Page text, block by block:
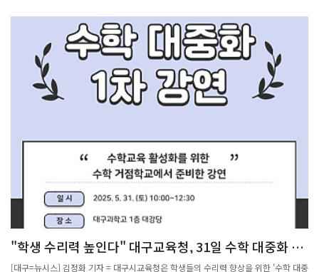
업가들을 위한 글로벌 무대를 열었습니다. GSSC는 ‘사람 중심의 인공지능(Human-
Centered AI)’을 주제로, 전 세계에서 선발된 60명의 대학생들이 서울에 모여 혁신적
인 아이디어를 발표하고, 글로벌 리더들과 교류하며 창업 역량을 키우는 국제 창업 경
진대회입니다. 참가자들은 약 3개월간의 멘토링 과정을 거쳐 사업계획서 작성, 프로토
타입 개발, 발표 역량을 강화한 뒤, 서울에서 열리는 부트캠프와 예선 라운드를 통해 결
선에 진출하게 되며, 참가자 전원은 전 세계 청년 리더들과의 네트워킹과 문화 교류를
통해 글로벌 인사이트를 넓힐 수 있는 기회를 얻게 됩니다. GSSC는 단순한 창업 대회
지: https://globalstudentstartup.org/
강연'을 열었다.'수학 대중화 강연'은 수학이 어렵고 딱딱한 학문이라는 인식을 넘어 일
상생활과 다양한 분야에서 수학이 어떻게 활용되는지 전문가를 초청해 쉽게 풀어 설명
하는 강연이다. 이번 강연은 '인공지능(AI)을 움직이는 언어! 수학'을 주제로 울산지역
중고등학생 300여 명을 대상으로 진행됐다.강연에는 장진우 포항공과대학교
(POSTECH) 수학과 교수가 초청돼 인공지능의 핵심 개념을 인문학적(언어) 시각과 이
공학적(수학) 시각에서 풀어냈다. 인공지능이 겉으로는 '말하고 생각하는' 것처럼 보이
지만 실제로는 '수학적 계산의 연속'임을 학생들의 눈높이에 맞춰 쉽고 흥미롭게 설명
다. 민창연기자 changyoni@ulsanpress.net출
처: https://www.ulsanpress.net/news/articleView.html?idxno=551546
"학생 수리력 높인다" 대구교육청, 31일 수학 대중화 강
연
[대구=뉴시스] 김정화 기자 = 대구시교육청은 학생들의 수리력 향상을 위한 '수학 대중